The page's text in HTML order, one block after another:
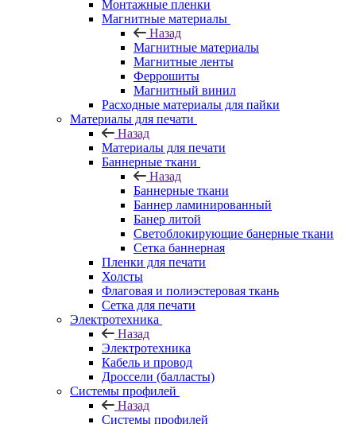
Монтажные пленки
Магнитные материалы
Назад
Магнитные материалы
Магнитные ленты
Феррошиты
Магнитный винил
Расходные материалы для пайки
Материалы для печати
Назад
Материалы для печати
Баннерные ткани
Назад
Баннерные ткани
Баннер ламинированный
Банер литой
Светоблокирующие банерные ткани
Сетка баннерная
Пленки для печати
Холсты
Флаговая и полиэстеровая ткань
Сетка для печати
Электротехника
Назад
Электротехника
Кабель и провод
Дроссели (балласты)
Системы профилей
Назад
Системы профилей